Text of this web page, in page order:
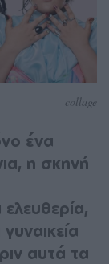
collage
ένα
η σκηνή
αυτά τα